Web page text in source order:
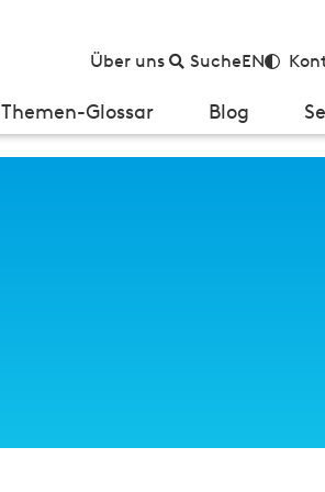
Über uns SucheEN
Themen-Glossar Blog